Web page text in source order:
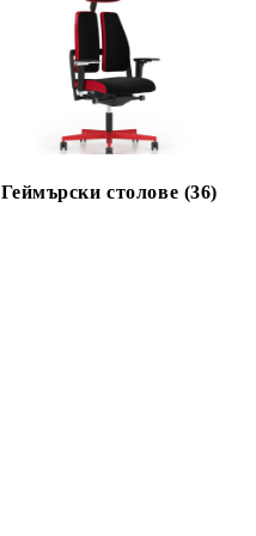
Геймърски столове (36)